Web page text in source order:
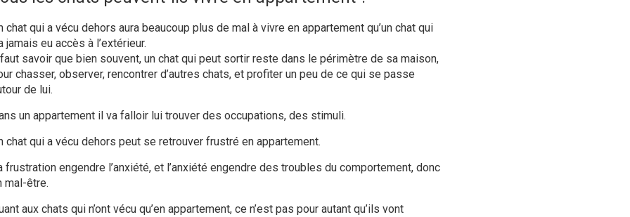
chat qui a vécu dehors aura beaucoup plus de mal à vivre en appartement qu’un chat qui
jamais eu accès à l’extérieur.
savoir que bien souvent, un chat qui peut sortir reste dans le périmètre de sa maison,
chasser, observer, rencontrer d’autres chats, et profiter un peu de ce qui se passe
de lui.
un appartement il va falloir lui trouver des occupations, des stimuli.
chat qui a vécu dehors peut se retrouver frustré en appartement.
frustration engendre l’anxiété, et l’anxiété engendre des troubles du comportement, donc
mal-être.
aux chats qui n’ont vécu qu’en appartement, ce n’est pas pour autant qu’ils vont